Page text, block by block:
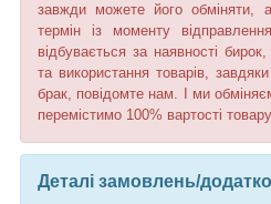
завжди можете його обміняти,
термін із моменту
відбувається за наявності
та використання товарів,
брак, повідомте нам. І ми
перемістимо 100% вартості
Деталі замовлень/